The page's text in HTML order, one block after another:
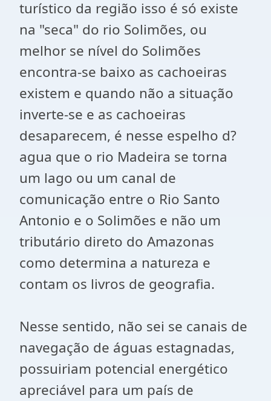
turístico da região isso é só existe
na "seca" do rio Solimões, ou
melhor se nível do Solimões
encontra-se baixo as cachoeiras
existem e quando não a situação
inverte-se e as cachoeiras
desaparecem, é nesse espelho d?
agua que o rio Madeira se torna
um lago ou um canal de
comunicação entre o Rio Santo
Antonio e o Solimões e não um
tributário direto do Amazonas
como determina a natureza e
contam os livros de geografia.
Nesse sentido, não sei se canais de
navegação de águas estagnadas,
possuiriam potencial energético
apreciável para um país de